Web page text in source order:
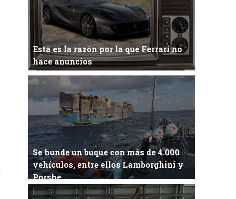
Esta es la razón por la que Ferrari no
hace anuncios
Anuncio de Ferrari¿Sabías por qué las marcas
automovilísticas más prestigiosas del m...
Se hunde un buque con más de 4.000
vehículos, entre ellos Lamborghini y
Porshe